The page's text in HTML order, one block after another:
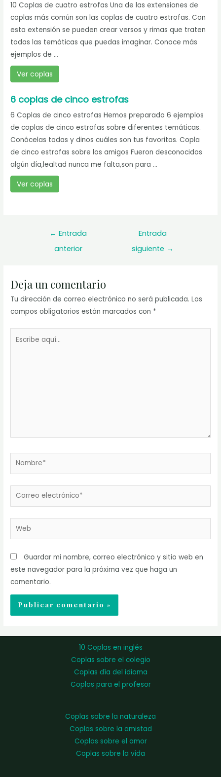
10 Coplas de cuatro estrofas Una de las extensiones de
coplas más común son las coplas de cuatro estrofas. Con
esta extensión se pueden crear versos y rimas que traten
todas las temáticas que puedas imaginar. Conoce más
ejemplos de ...
Ver coplas
6 coplas de cinco estrofas
6 Coplas de cinco estrofas Hemos preparado 6 ejemplos
de coplas de cinco estrofas sobre diferentes temáticas.
Conócelas todas y dinos cuáles son tus favoritas. Copla
de cinco estrofas sobre los amigos Fueron desconocidos
algún día,lealtad nunca me falta,son para ...
Ver coplas
Navegación
← Entrada
anterior
Entrada
siguiente →
Deja un comentario
Tu dirección de correo electrónico no será publicada. Los
campos obligatorios están marcados con *
Nombre*
Correo
Web
Guardar mi nombre, correo electrónico y sitio web en
este navegador para la próxima vez que haga un
comentario.
10 Coplas en inglés
Coplas sobre el colegio
Coplas día del idioma
Coplas para el profesor
Coplas sobre la naturaleza
Coplas sobre la amistad
Coplas sobre el amor
Coplas sobre la vida